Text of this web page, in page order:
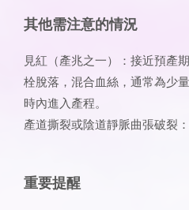
其他需注意的情況
見紅（產兆之一）：接近預產
栓脫落，混合血絲，通常為少
時內進入產程。
產道撕裂或陰道靜脈曲張破裂
重要提醒